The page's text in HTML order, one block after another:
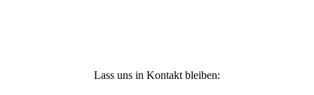
Lass uns in Kontakt bleiben: